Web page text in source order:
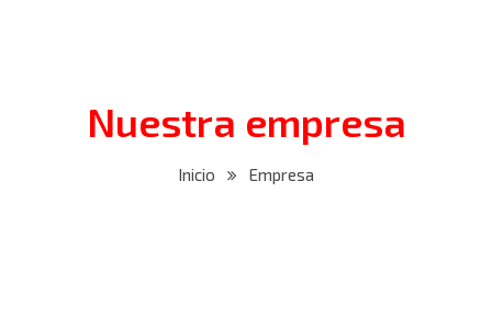
Nuestra empresa
Inicio Empresa